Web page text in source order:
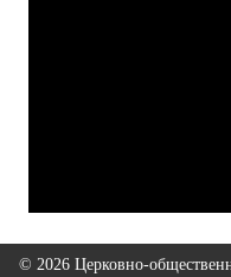
© 2026 Церковно-